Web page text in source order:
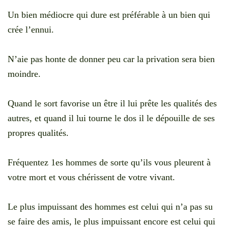
Un bien médiocre qui dure est préférable à un bien qui
crée l’ennui.
N’aie pas honte de donner peu car la privation sera bien
moindre.
Quand le sort favorise un être il lui prête les qualités des
autres, et quand il lui tourne le dos il le dépouille de ses
propres qualités.
Fréquentez 1es hommes de sorte qu’ils vous pleurent à
votre mort et vous chérissent de votre vivant.
Le plus impuissant des hommes est celui qui n’a pas su
se faire des amis, le plus impuissant encore est celui qui